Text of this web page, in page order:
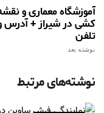
آموزشگاه معماری و
کشی در شیراز + آدرس
تلفن
نوشته بعد
نوشته‌های مرتبط